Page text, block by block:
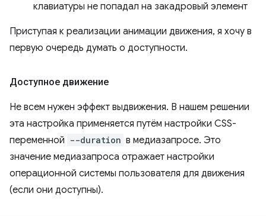
клавиатуры не попадал на закадровый элемент
Приступая к реализации анимации движения, я хочу в
первую очередь думать о доступности.
Доступное движение
Не всем нужен эффект выдвижения. В нашем решении
эта настройка применяется путём настройки CSS-
переменной --duration в медиазапросе. Это
значение медиазапроса отражает настройки
операционной системы пользователя для движения
(если они доступны).